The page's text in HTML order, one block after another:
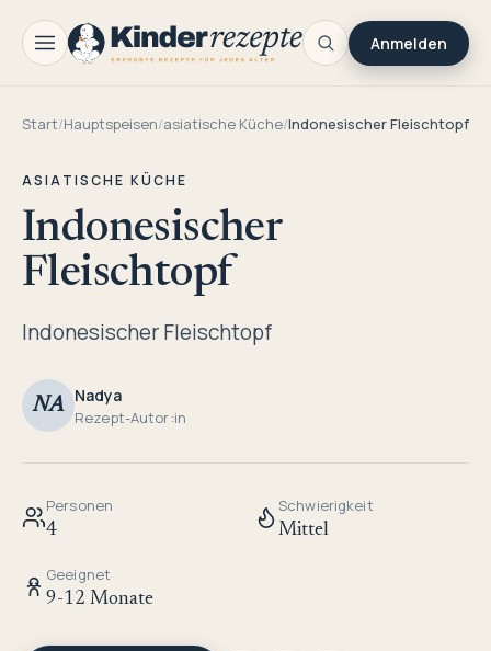
Anmelden
Start/Hauptspeisen/asiatische Küche/Indonesischer Fleischtopf
ASIATISCHE KÜCHE
Indonesischer
Fleischtopf
Indonesischer Fleischtopf
NA Nadya
Rezept-Autor:in
Personen
4
Schwierigkeit
Mittel
Geeignet
9-12 Monate